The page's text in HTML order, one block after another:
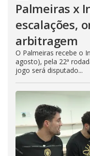
Palmeiras x
escalações,
arbitragem
O Palmeiras recebe o
agosto), pela 22ª
jogo será disputado...